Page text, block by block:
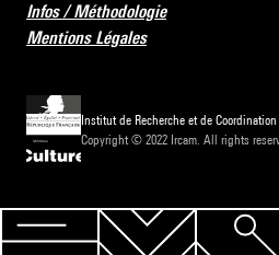
Infos / Méthodologie
Mentions Légales
Institut de Recherche et de
Copyright © 2022 Ircam. All rights